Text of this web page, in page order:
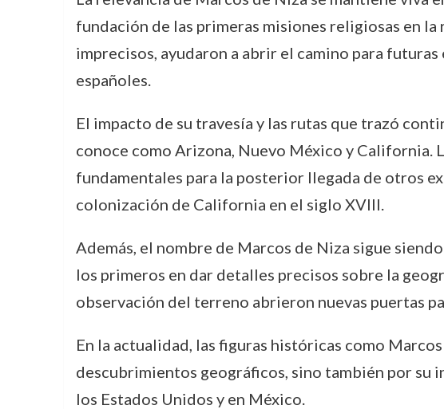
fundación de las primeras misiones religiosas en la
imprecisos, ayudaron a abrir el camino para
españoles.
El impacto de su travesía y las rutas que trazó
conoce como Arizona, Nuevo México y California.
fundamentales para la posterior llegada de otros
colonización de California en el siglo XVIII.
Además, el nombre de Marcos de Niza sigue
los primeros en dar detalles precisos sobre la
observación del terreno abrieron nuevas puertas
En la actualidad, las figuras históricas como
descubrimientos geográficos, sino también por su
los Estados Unidos y en México.